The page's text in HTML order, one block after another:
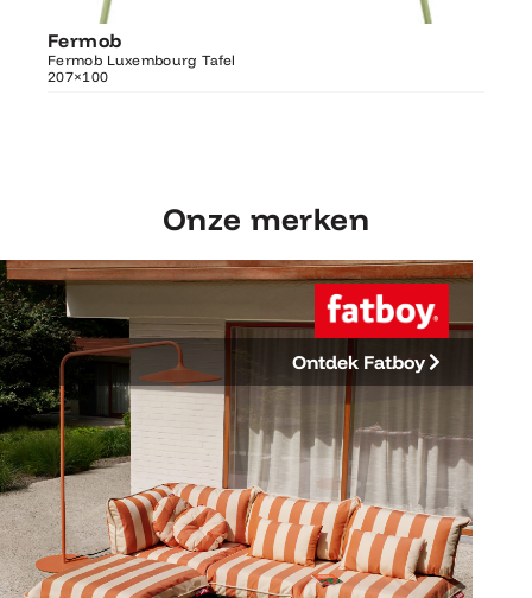
Fermob
Fermob Luxembourg Tafel
207×100Luxembourg Tafel 207×100
Onze merken
Ontdek Fatboy